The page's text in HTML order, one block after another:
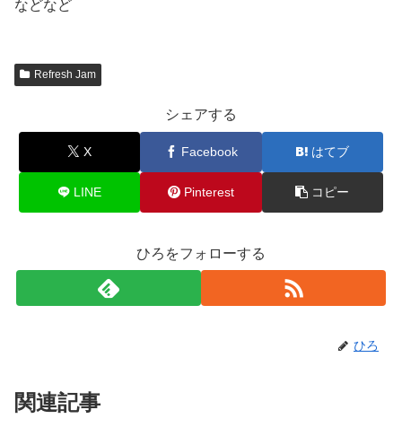
などなど
Refresh Jam
シェアする
X Facebook はてブ
LINE Pinterest コピー
ひろをフォローする
ひろ
関連記事